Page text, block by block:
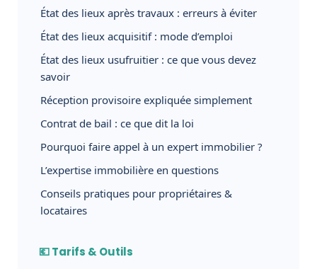
État des lieux après travaux : erreurs à éviter
État des lieux acquisitif : mode d’emploi
État des lieux usufruitier : ce que vous devez
savoir
Réception provisoire expliquée simplement
Contrat de bail : ce que dit la loi
Pourquoi faire appel à un expert immobilier ?
L’expertise immobilière en questions
Conseils pratiques pour propriétaires &
locataires
💶 Tarifs & Outils